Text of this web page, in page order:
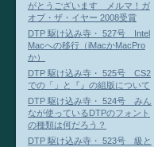
がとうございます メルマ！ガ
オブ・ザ・イヤー 2008受賞
DTP 駆け込み寺・ 527号 Intel
Macへの移行（iMacかMacPro
か）
DTP 駆け込み寺・ 525号 CS2
での「」と『』の組版について
DTP 駆け込み寺・ 524号 みん
なが使っているDTPのフォント
の種類は何だろう？
DTP 駆け込み寺・ 523号 級と